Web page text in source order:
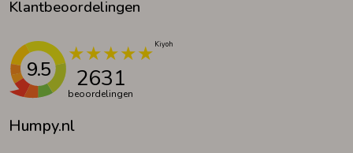
Humpy.nl
Klantbeoordelingen
9.5 2631
beoordelingen